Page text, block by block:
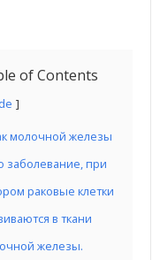
of Contents
молочной железы
заболевание, при
раковые клетки
в ткани
железы.